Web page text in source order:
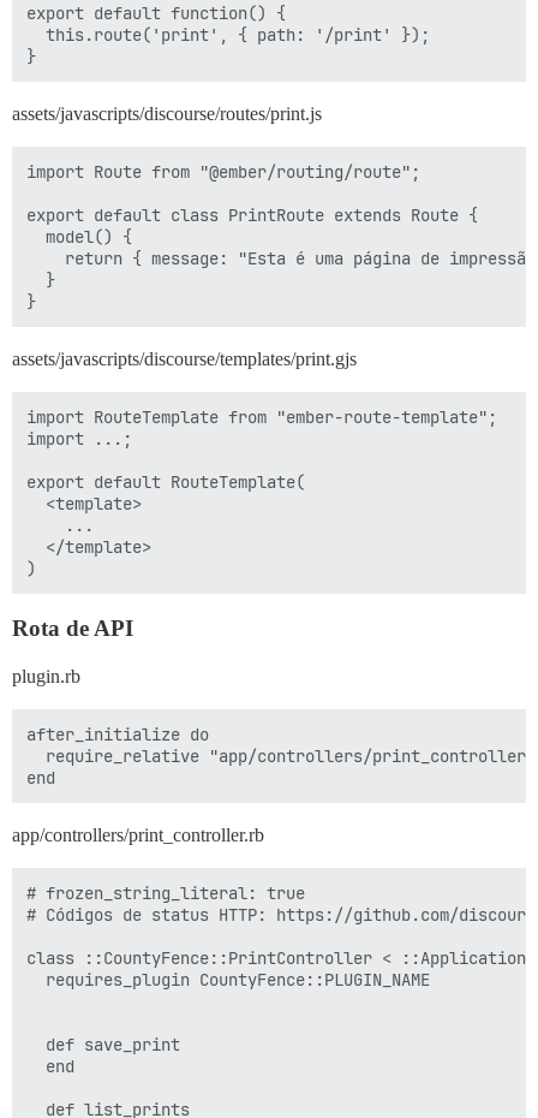
export default function() {
  this.route('print', { path: '/print' });
assets/javascripts/discourse/routes/print.js
import Route from "@ember/routing/route";
export default class PrintRoute extends Route {
  model() {
return { message: "Esta é uma página de
  }
assets/javascripts/discourse/templates/print.gjs
import RouteTemplate from "ember-route-template";
import ...;
export default RouteTemplate(
  <template>
    ...
  </template>
Rota de API
plugin.rb
after_initialize do
  require_relative "app/controllers/print_controller"
app/controllers/print_controller.rb
# frozen_string_literal: true
# Códigos de status HTTP: https://github.com/
class ::CountyFence::PrintController <
  requires_plugin CountyFence::PLUGIN_NAME
  def save_print
  end
  def list_prints